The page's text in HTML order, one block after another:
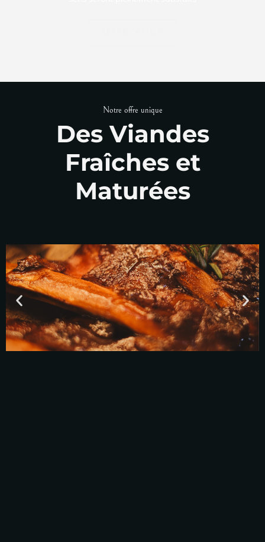
Notre offre unique
Des Viandes
Fraîches et
Maturées